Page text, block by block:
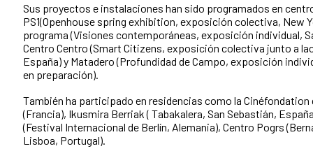
Sus proyectos e instalaciones han sido programados en
PS1(Openhouse spring exhibition, exposición colectiva, New
programa (Visiones contemporáneas, exposición individual,
Centro Centro (Smart Citizens, exposición colectiva junto a
España) y Matadero (Profundidad de Campo, exposición
en preparación).
También ha participado en residencias como la Cinéfondation
(Francia), Ikusmira Berriak ( Tabakalera, San Sebastián,
(Festival Internacional de Berlín, Alemania), Centro Pogrs
Lisboa, Portugal).